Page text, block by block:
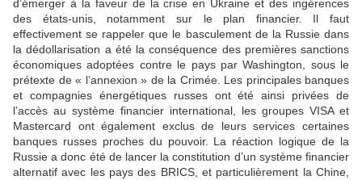
d’émerger à la faveur de la crise en Ukraine et des ingérences
des états-unis, notamment sur le plan financier. Il faut
effectivement se rappeler que le basculement de la Russie dans
la dédollarisation a été la conséquence des premières sanctions
économiques adoptées contre le pays par Washington, sous le
prétexte de « l’annexion » de la Crimée. Les principales banques
et compagnies énergétiques russes ont été ainsi privées de
l’accès au système financier international, les groupes VISA et
Mastercard ont également exclus de leurs services certaines
banques russes proches du pouvoir. La réaction logique de la
Russie a donc été de lancer la constitution d’un système financier
alternatif avec les pays des BRICS, et particulièrement la Chine,